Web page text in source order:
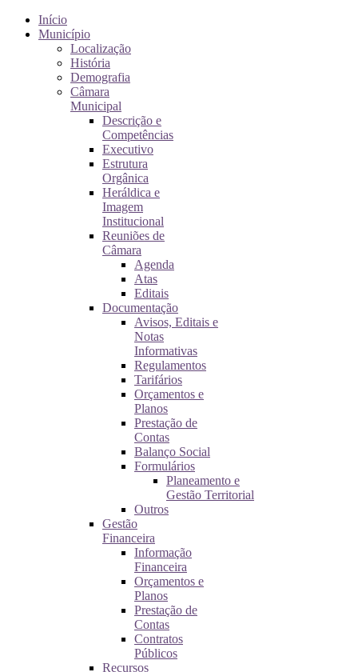
Início
Município
Localização
História
Demografia
Câmara
Municipal
Descrição e
Competências
Executivo
Estrutura
Orgânica
Heráldica e
Imagem
Institucional
Reuniões de
Câmara
Agenda
Atas
Editais
Documentação
Avisos, Editais e
Notas
Informativas
Regulamentos
Tarifários
Orçamentos e
Planos
Prestação de
Contas
Balanço Social
Formulários
Planeamento e
Gestão Territorial
Outros
Gestão
Financeira
Informação
Financeira
Orçamentos e
Planos
Prestação de
Contas
Contratos
Públicos
Recursos